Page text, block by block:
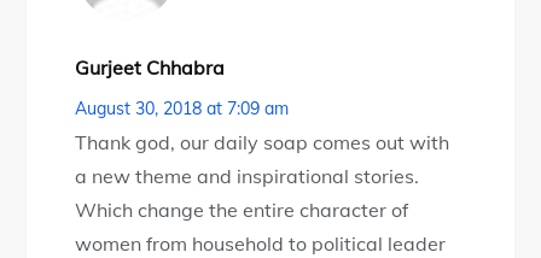
Gurjeet Chhabra
August 30, 2018 at 7:09 am
Thank god, our daily soap comes out with
a new theme and inspirational stories.
Which change the entire character of
women from household to political leader